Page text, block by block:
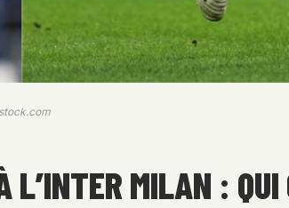
L’INTER MILAN :